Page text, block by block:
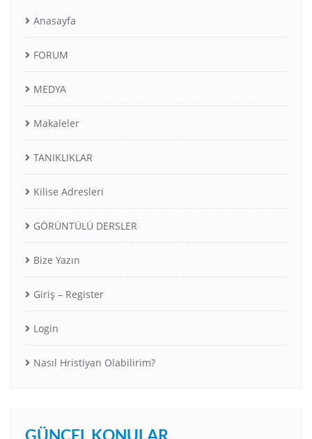
Anasayfa
FORUM
MEDYA
Makaleler
TANIKLIKLAR
Kilise Adresleri
GÖRÜNTÜLÜ DERSLER
Bize Yazın
Giriş – Register
Login
Nasıl Hristiyan Olabilirim?
GÜNCEL KONULAR